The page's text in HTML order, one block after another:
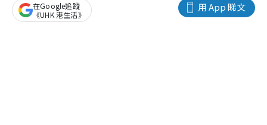
用 App 睇文
在Google追蹤
《UHK 港生活》